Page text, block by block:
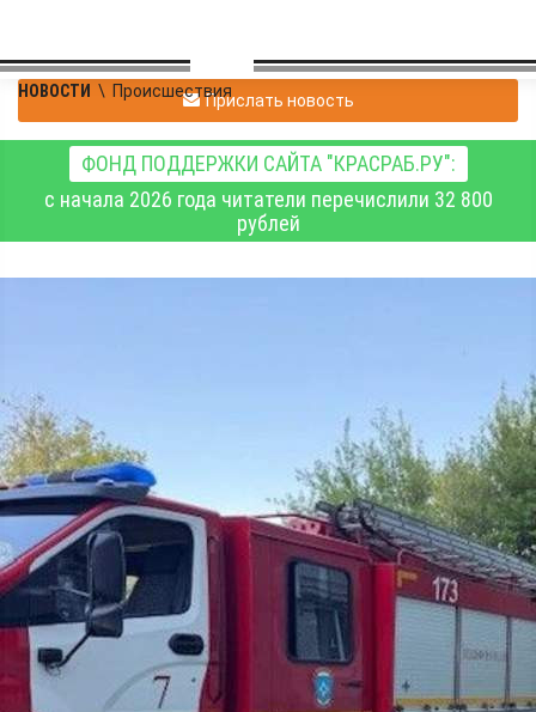
НОВОСТИ \ ПроисшествияПрислать новость
ФОНД ПОДДЕРЖКИ САЙТА "КРАСРАБ.РУ":
с начала 2026 года читатели перечислили 32 800
рублей
спалил квартиру
Происшествия
02.06.2026 08:58